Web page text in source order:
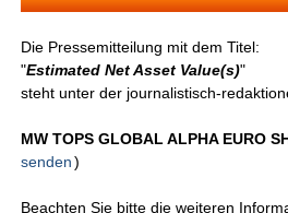
Die Pressemitteilung mit dem Titel:
"Estimated Net Asset Value(s)"
steht unter der journalistisch-
MW TOPS GLOBAL ALPHA EURO
senden )
Beachten Sie bitte die weiteren